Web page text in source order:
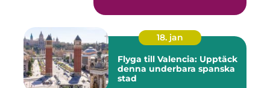
18. jan
Flyga till Valencia: Upptäck
denna underbara spanska
stad